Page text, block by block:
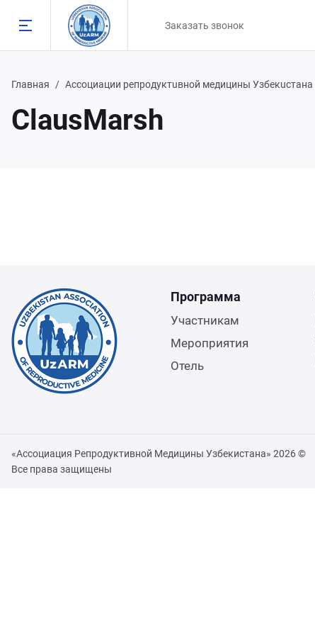
Заказать звонок
Главная Ассоциации репродуктuвной медицины Узбекuстана
ClausMarsh
Программа
Участникам
Мероприятия
Отель
«Ассоциация Репродуктивной Медицины Узбекистана» 2026 ©
Все права защищены